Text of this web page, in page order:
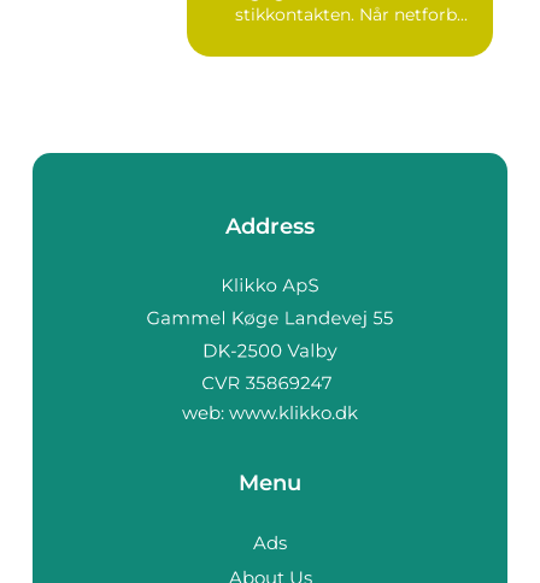
stikkontakten. Når netforb...
Address
web: www.klikko.dk
Menu
Ads
About Us